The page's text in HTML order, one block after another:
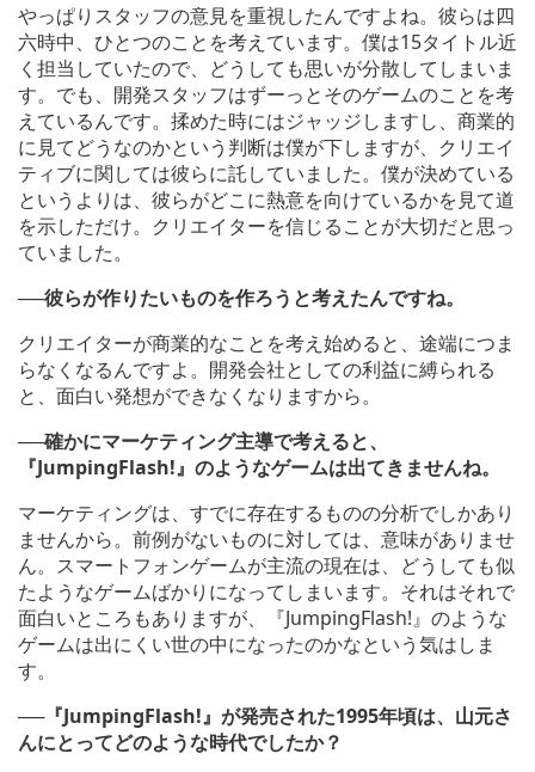
やっぱりスタッフの意見を重視したんですよね。彼らは四
六時中、ひとつのことを考えています。僕は15タイトル近
く担当していたので、どうしても思いが分散してしまいま
す。でも、開発スタッフはずーっとそのゲームのことを考
えているんです。揉めた時にはジャッジしますし、商業的
に見てどうなのかという判断は僕が下しますが、クリエイ
ティブに関しては彼らに託していました。僕が決めている
というよりは、彼らがどこに熱意を向けているかを見て道
を示しただけ。クリエイターを信じることが大切だと思っ
ていました。
──彼らが作りたいものを作ろうと考えたんですね。
クリエイターが商業的なことを考え始めると、途端につま
らなくなるんですよ。開発会社としての利益に縛られる
と、面白い発想ができなくなりますから。
──確かにマーケティング主導で考えると、
『JumpingFlash!』のようなゲームは出てきませんね。
マーケティングは、すでに存在するものの分析でしかあり
ませんから。前例がないものに対しては、意味がありませ
ん。スマートフォンゲームが主流の現在は、どうしても似
たようなゲームばかりになってしまいます。それはそれで
面白いところもありますが、『JumpingFlash!』のような
ゲームは出にくい世の中になったのかなという気はしま
す。
──『JumpingFlash!』が発売された1995年頃は、山元さ
んにとってどのような時代でしたか？